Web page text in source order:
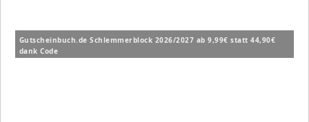
Gutscheinbuch.de Schlemmerblock 2026/2027 ab 9,99€ statt 44,90€
dank Code